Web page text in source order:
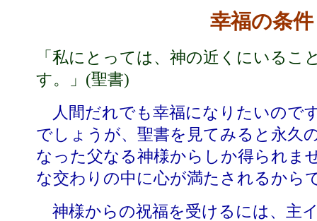
幸福の条件
「私にとっては、神の近くにいるこ
す。」 (聖書)
人間だれでも幸福になりたいので
でしょうが、聖書を見てみると永久
なった父なる神様からしか得られま
な交わりの中に心が満たされるから
神様からの祝福を受けるには、主